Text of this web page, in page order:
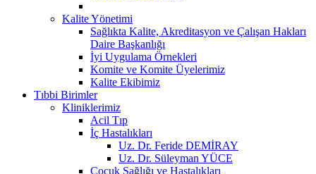
Kalite Yönetimi
Sağlıkta Kalite, Akreditasyon ve Çalışan Hakları
Daire Başkanlığı
İyi Uygulama Örnekleri
Komite ve Komite Üyelerimiz
Kalite Ekibimiz
Tıbbi Birimler
Kliniklerimiz
Acil Tıp
İç Hastalıkları
Uz. Dr. Feride DEMİRAY
Uz. Dr. Süleyman YÜCE
Çocuk Sağlığı ve Hastalıkları